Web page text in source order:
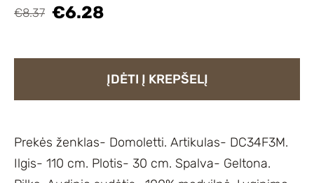
€8.37 €6.28
ĮDĖTI Į KREPŠELĮ
Prekės ženklas- Domoletti. Artikulas- DC34F3M.
Ilgis- 110 cm. Plotis- 30 cm. Spalva- Geltona.